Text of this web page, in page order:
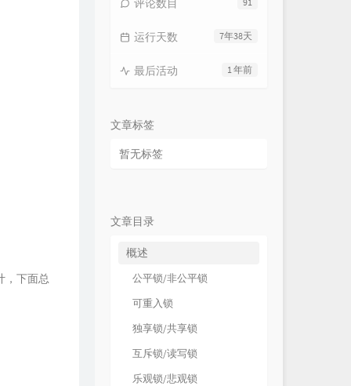
，下面总
评论数目
7年38天
运行天数
1 年前
最后活动
文章标签
暂无标签
文章目录
概述
公平锁/非公平锁
可重入锁
独享锁/共享锁
互斥锁/读写锁
乐观锁/悲观锁